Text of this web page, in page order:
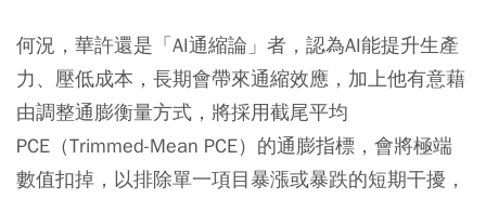
何況，華許還是「AI通縮論」者，認為AI能提升生產
力、壓低成本，長期會帶來通縮效應，加上他有意藉
由調整通膨衡量方式，將採用截尾平均
PCE（Trimmed-Mean PCE）的通膨指標，會將極端
數值扣掉，以排除單一項目暴漲或暴跌的短期干擾，